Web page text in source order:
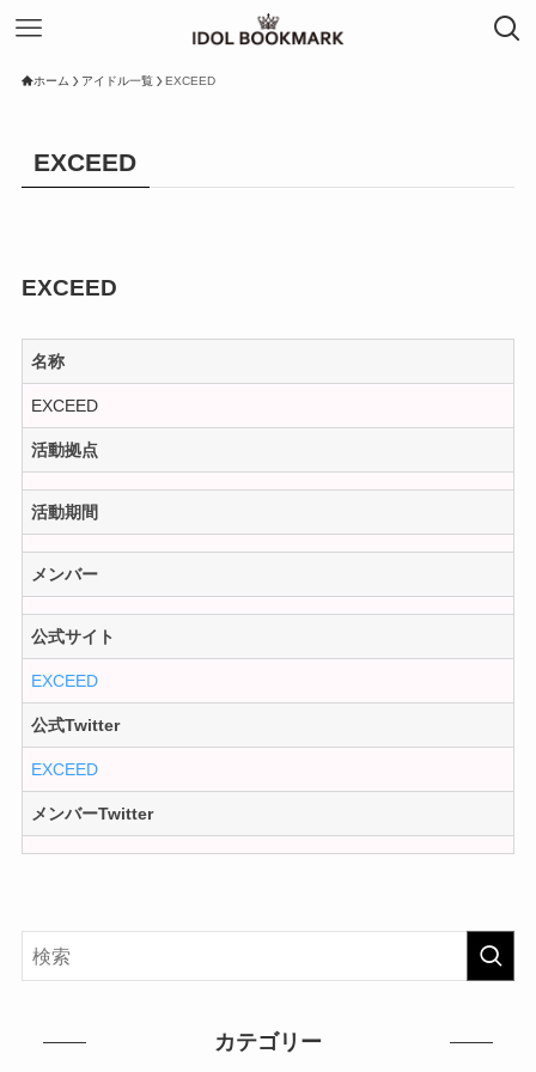
ホーム アイドル一覧 EXCEED
EXCEED
EXCEED
名称
EXCEED
活動拠点
活動期間
メンバー
公式サイト
EXCEED
公式Twitter
EXCEED
メンバーTwitter
カテゴリー